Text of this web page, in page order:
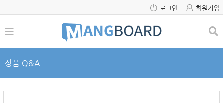
로그인 회원가입
상품 Q&A